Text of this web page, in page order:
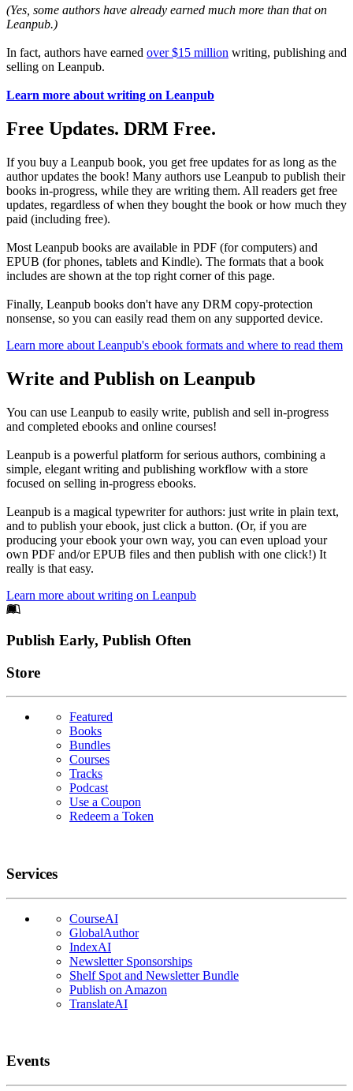
(Yes, some authors have already earned much more than that on
Leanpub.)
In fact, authors have earned over $15 million writing, publishing and
selling on Leanpub.
Learn more about writing on Leanpub
Free Updates. DRM Free.
If you buy a Leanpub book, you get free updates for as long as the
author updates the book! Many authors use Leanpub to publish their
books in-progress, while they are writing them. All readers get free
updates, regardless of when they bought the book or how much they
paid (including free).
Most Leanpub books are available in PDF (for computers) and
EPUB (for phones, tablets and Kindle). The formats that a book
includes are shown at the top right corner of this page.
Finally, Leanpub books don't have any DRM copy-protection
nonsense, so you can easily read them on any supported device.
Learn more about Leanpub's ebook formats and where to read them
Write and Publish on Leanpub
You can use Leanpub to easily write, publish and sell in-progress
and completed ebooks and online courses!
Leanpub is a powerful platform for serious authors, combining a
simple, elegant writing and publishing workflow with a store
focused on selling in-progress ebooks.
Leanpub is a magical typewriter for authors: just write in plain text,
and to publish your ebook, just click a button. (Or, if you are
producing your ebook your own way, you can even upload your
own PDF and/or EPUB files and then publish with one click!) It
really is that easy.
Learn more about writing on Leanpub
Footer
Publish Early, Publish Often
Links
Store
Featured
Books
Bundles
Courses
Tracks
Podcast
Use a Coupon
Redeem a Token
Services
CourseAI
GlobalAuthor
IndexAI
Newsletter Sponsorships
Shelf Spot and Newsletter Bundle
Publish on Amazon
TranslateAI
Events